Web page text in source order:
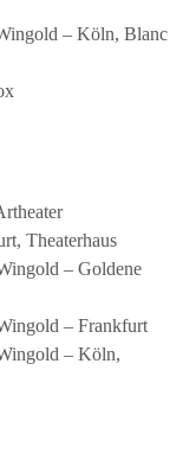
– Köln, Blanc
Theaterhaus
– Goldene
– Frankfurt
– Köln,